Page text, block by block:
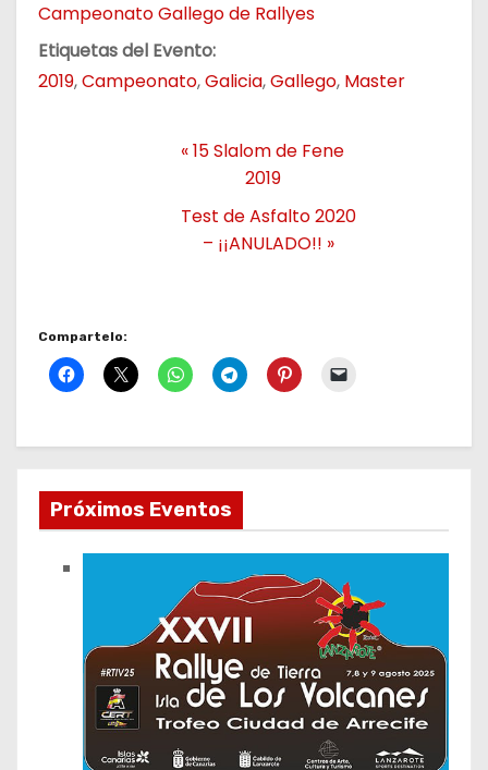
Campeonato Gallego de Rallyes
Etiquetas del Evento:
2019,Campeonato,Galicia,Gallego, Master
«15 Slalom de Fene
2019
Test de Asfalto 2020
– ¡¡ANULADO!! »
Compartelo:
Próximos Eventos